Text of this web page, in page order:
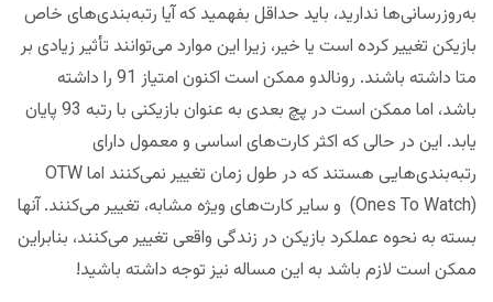
به‌روزرسانی‌ها ندارید، باید حداقل بفهمید که آیا رتبه‌بندی‌های خاص
بازیکن تغییر کرده است یا خیر، زیرا این موارد می‌توانند تأثیر زیادی بر
متا داشته باشند. رونالدو ممکن است اکنون امتیاز 91 را داشته
باشد، اما ممکن است در پچ بعدی به عنوان بازیکنی با رتبه 93 پایان
یابد. این در حالی که اکثر کارت‌های اساسی و معمول دارای
رتبه‌بندی‌هایی هستند که در طول زمان تغییر نمی‌کنند اما OTW
(Ones To Watch) و سایر کارت‌های ویژه مشابه، تغییر می‌کنند. آنها
بسته به نحوه عملکرد بازیکن در زندگی واقعی تغییر می‌کنند، بنابراین
ممکن است لازم باشد به این مساله نیز توجه داشته باشید!